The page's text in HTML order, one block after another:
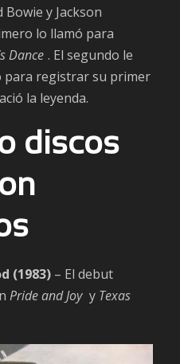
y Jackson
lo llamó para
Dance . El segundo le
para registrar su primer
la leyenda.
discos
(1983) – El debut
Pride and Joy y Texas